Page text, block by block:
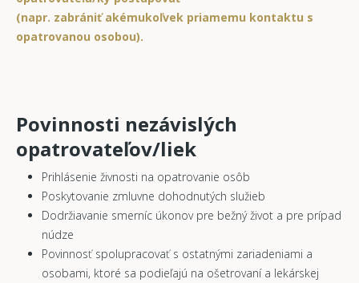
(napr. zabrániť akémukoľvek priamemu kontaktu s
opatrovanou osobou).
Povinnosti nezávislých
opatrovateľov/liek
Prihlásenie živnosti na opatrovanie osôb
Poskytovanie zmluvne dohodnutých služieb
Dodržiavanie smerníc úkonov pre bežný život a pre prípad
núdze
Povinnosť spolupracovať s ostatnými zariadeniami a
osobami, ktoré sa podieľajú na ošetrovaní a lekárskej